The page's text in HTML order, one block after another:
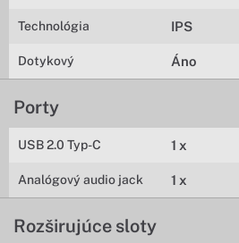
Technológia IPS
Dotykový Áno
Porty
USB 2.0 Typ-C 1 x
Analógový audio jack 1 x
Rozširujúce sloty